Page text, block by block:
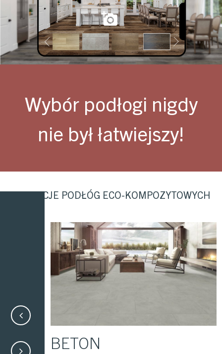
Wybór podłogi nigdy
nie był łatwiejszy!
KOLEKCJE PODŁÓG ECO-KOMPOZYTOWYCH
BETON